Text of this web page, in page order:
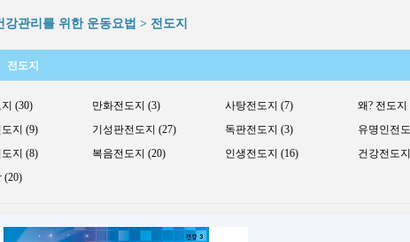
강관리를 위한 운동요법 > 전도지
전도지
(30) 만화전도지 (3) 사탕전도지 (7)
왜? 전도지
지 (9)
기성판전도지 (27) 독판전도지 (3)
유명인전
지 (8)
복음전도지 (20) 인생전도지 (16)
건강전도
(20)